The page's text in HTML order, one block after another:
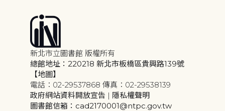
新北市立圖書館 版權所有
總館地址：220218 新北市板橋區貴興路139號
【地圖】
電話：02-29537868 傳真：02-29538139
政府網站資料開放宣告 | 隱私權聲明
圖書館信箱：cad2170001@ntpc.gov.tw